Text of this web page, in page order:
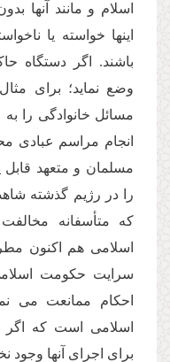
اسلام و مانند آنها
اینها خواسته یا
باشند. اگر دستگاه
وضع نماید؛ براى
مسائل خانوادگى را
انجام مراسم عبادى
مسلمان و متعهد قابل
را در رژیم گذشته
كه متأسفانه
اسلامى هم اكنون
سرایت حكومت
احكام ممانعت مى
اسلامى است كه اگر
براى اجراى آنها وجود